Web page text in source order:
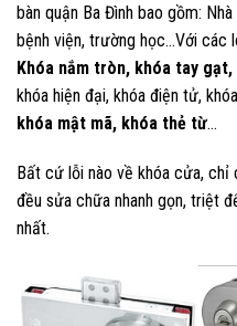
bàn quận Ba Đình bao gồm:
bệnh viện, trường học…Với các
Khóa nắm tròn, khóa tay
khóa hiện đại, khóa điện tử,
khóa mật mã, khóa thẻ từ…
Bất cứ lỗi nào về khóa cửa, chỉ
đều sửa chữa nhanh gọn, triệt
nhất.